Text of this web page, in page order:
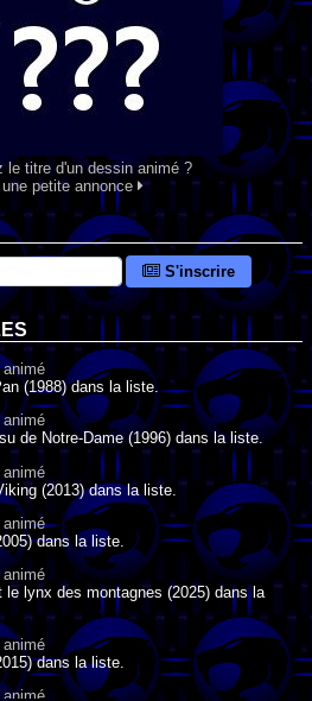
le titre d'un dessin animé ?
petite annonce
S'inscrire
(1988) dans la liste.
de Notre-Dame (1996) dans la liste.
(2013) dans la liste.
dans la liste.
lynx des montagnes (2025) dans la
dans la liste.